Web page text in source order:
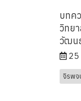
บทค
วิทย
วัฒน
25
จิรพจ